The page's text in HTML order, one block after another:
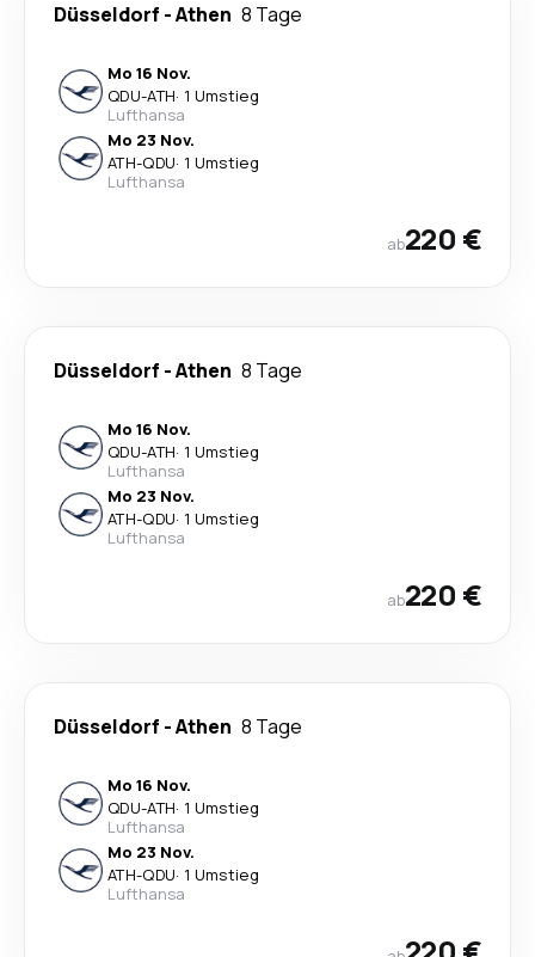
Düsseldorf -Athen 8 Tage
Mo 16 Nov.
QDU-ATH· 1 Umstieg
Lufthansa
Mo 23 Nov.
ATH-QDU· 1 Umstieg
Lufthansa
ab220 €
Düsseldorf -Athen 8 Tage
Mo 16 Nov.
QDU-ATH· 1 Umstieg
Lufthansa
Mo 23 Nov.
ATH-QDU· 1 Umstieg
Lufthansa
ab220 €
Düsseldorf -Athen 8 Tage
Mo 16 Nov.
QDU-ATH· 1 Umstieg
Lufthansa
Mo 23 Nov.
ATH-QDU· 1 Umstieg
Lufthansa